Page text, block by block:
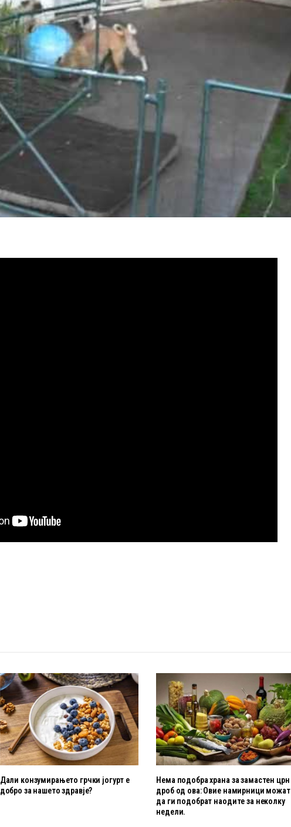
Дали конзумирањето грчки јогурт е
добро за нашето здравје?
Нема подобра храна за замастен црн
дроб од ова: Овие намирници можат
да ги подобрат наодите за неколку
недели.